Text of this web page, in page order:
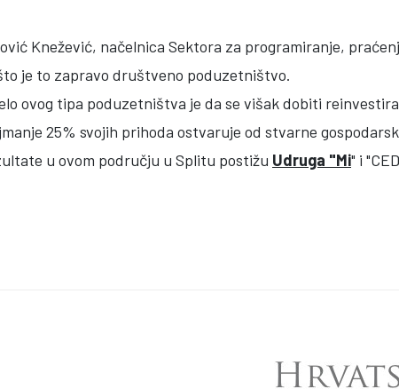
Knežević, načelnica Sektora za programiranje,
je to zapravo društveno poduzetništvo.
ovog tipa poduzetništva je da se višak dobiti
25% svojih prihoda ostvaruje od stvarne
u ovom području u Splitu postižu Udruga "Mi" i
VOLONTIRANJE - PRILIKA ZA NOVE KOMPETENCIJE